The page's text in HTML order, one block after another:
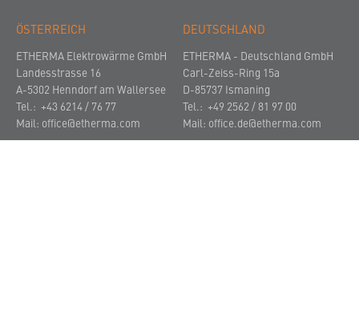
ÖSTERREICH
ETHERMA Elektrowärme GmbH
Landesstrasse 16
A-5302 Henndorf am Wallersee
Tel.: +43 6214 / 76 77
Mail: office@etherma.com
DEUTSCHLAND
ETHERMA - Deutschland GmbH
Carl-Zeiss-Ring 15a
D-85737 Ismaning
Tel.: +49 2562 / 81 97 00
Mail: office.de@etherma.com